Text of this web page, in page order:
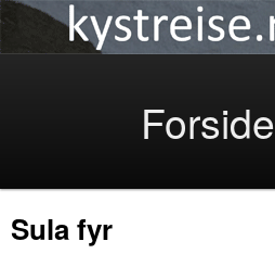
Skip
Forside
Sula fyr